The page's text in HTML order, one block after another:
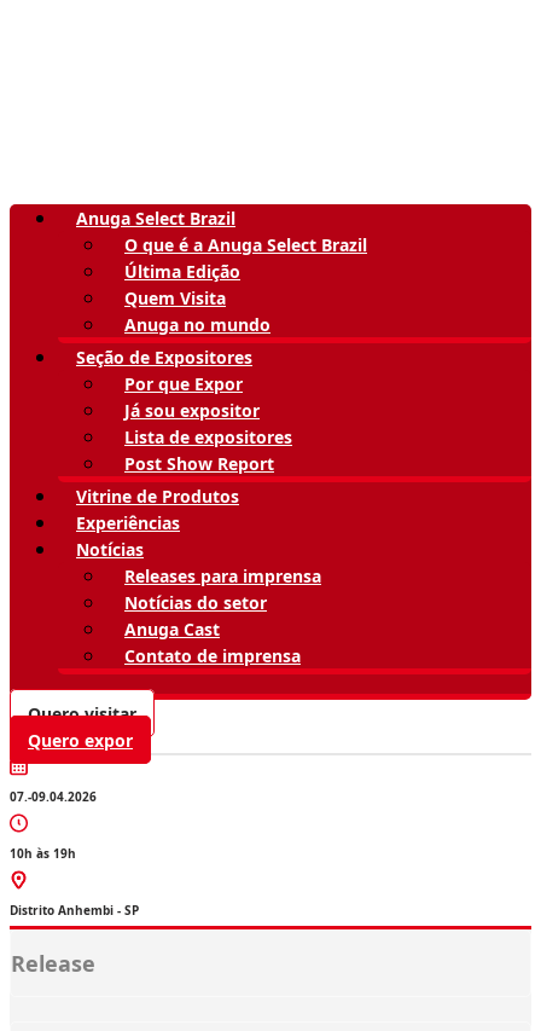
Anuga Select Brazil
O que é a Anuga Select Brazil
Última Edição
Quem Visita
Anuga no mundo
Seção de Expositores
Por que Expor
Já sou expositor
Lista de expositores
Post Show Report
Vitrine de Produtos
Experiências
Notícias
Releases para imprensa
Notícias do setor
Anuga Cast
Contato de imprensa
Quero visitar
Quero expor
07.-09.04.2026
10h às 19h
Distrito Anhembi - SP
Release